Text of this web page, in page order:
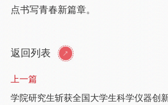
点书写青春新篇章。
返回列表
上一篇
学院研究生斩获全国大学生科学仪器创